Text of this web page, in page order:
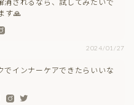
消されるなら、試してみたいで
す🙏
2024/01/27
でインナーケアできたらいいな